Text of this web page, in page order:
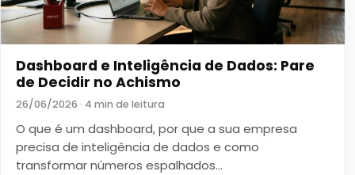
Dashboard e Inteligência de Dados: Pare
de Decidir no Achismo
26/06/2026 · 4 min de leitura
O que é um dashboard, por que a sua empresa
precisa de inteligência de dados e como
transformar números espalhados…